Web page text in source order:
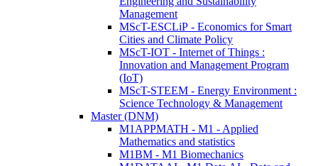
Management
MScT-ESCLiP - Economics for Smart
Cities and Climate Policy
MScT-IOT - Internet of Things :
Innovation and Management Program
(IoT)
MScT-STEEM - Energy Environment :
Science Technology & Management
Master (DNM)
M1APPMATH - M1 - Applied
Mathematics and statistics
M1BM - M1 Biomechanics